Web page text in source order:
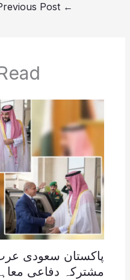
←
پاکستان سعودی
مشترکہ دفاعی